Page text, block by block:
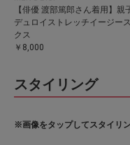
【俳優 渡部篤郎さん着用】親
デュロイストレッチイージー
クス
￥8,000
スタイリング
※画像をタップしてスタイリ